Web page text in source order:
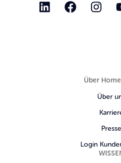
Über
Über
Presse
Login